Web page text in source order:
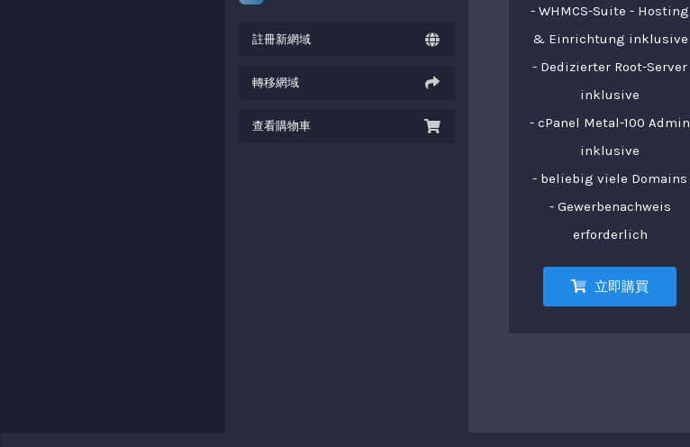
註冊新網域
轉移網域
查看購物車
- WHMCS-Suite - Hosting
& Einrichtung inklusive
- Dedizierter Root-Server
inklusive
- cPanel Metal-100 Admin
inklusive
- beliebig viele Domains
- Gewerbenachweis
erforderlich
立即購買